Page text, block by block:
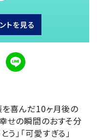
トを見る
喜んだ10ヶ月後の
せの瞬間のおすそ分
う」「可愛すぎる」